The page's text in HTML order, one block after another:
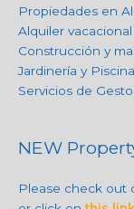
Propiedades en
Alquiler vacacional
Construcción y
Jardinería y
Servicios de
NEW
Please check out